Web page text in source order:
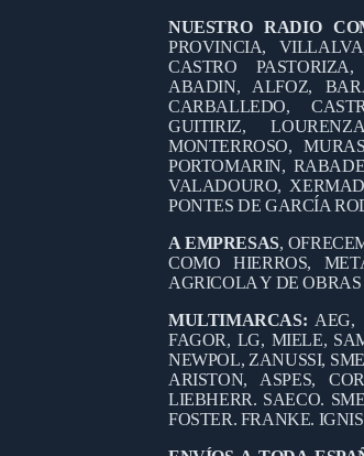
NUESTRO RADIO
PROVINCIA,
CASTRO
ABADIN, ALFOZ,
CARBALLEDO,
GUITIRIZ,
MONTERROSO,
PORTOMARIN,
VALADOURO,
PONTES DE GARCÍA
A EMPRESAS,
COMO HIERROS,
AGRICOLA Y DE OBRAS
MULTIMARCAS: AEG,
FAGOR, LG, MIELE,
NEWPOL, ZANUSSI,
ARISTON, ASPES,
LIEBHERR. SAECO.
FOSTER. FRANKE.